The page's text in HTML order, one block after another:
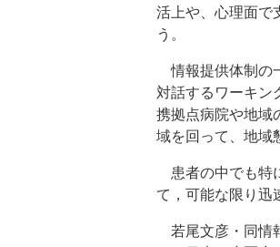
活上や、心理面で
う。
情報提供体制の
対話するワーキン
携拠点病院や地域
域を回って、地域
患者の中でも特
て，可能な限り迅
若尾文彦・同情